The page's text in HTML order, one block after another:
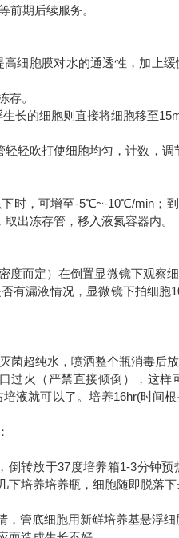
前期后续服务。
胞膜对水的通透性，加上缓
存。
长的细胞则直接将细胞移至
轻吹打使细胞均匀，计数，
时，可增至-5℃~-10℃/min；
出冻存管，移入液氮容器内。
而定）在倒置显微镜下观察
有漏液情况，显微镜下拍细胞
超纯水，喷洒整个瓶消毒后
过火（严禁直接倾倒），这样
液就可以了。培养16hr(时间
转放于37度培养箱1-3分钟预
培养培养瓶，细胞随即脱落下
管底细胞用新鲜培养基悬浮细